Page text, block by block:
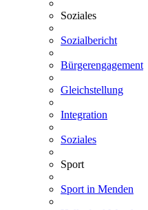
Soziales
Sozialbericht
Bürgerengagement
Gleichstellung
Integration
Soziales
Sport
Sport in Menden